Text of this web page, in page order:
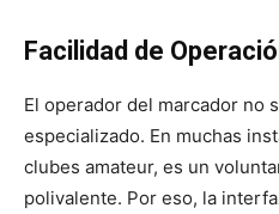
Facilidad de
El operador del marcador no
especializado. En muchas
clubes amateur, es un
polivalente. Por eso, la